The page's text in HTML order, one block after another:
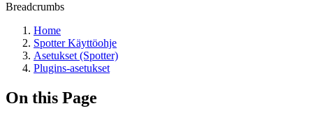
Breadcrumbs
Home
Spotter Käyttöohje
Asetukset (Spotter)
Plugins-asetukset
On this Page